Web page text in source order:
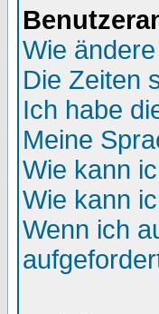
Wie
Die Zeiten
Ich habe
Meine
Wie kann
Wie kann
Wenn ich